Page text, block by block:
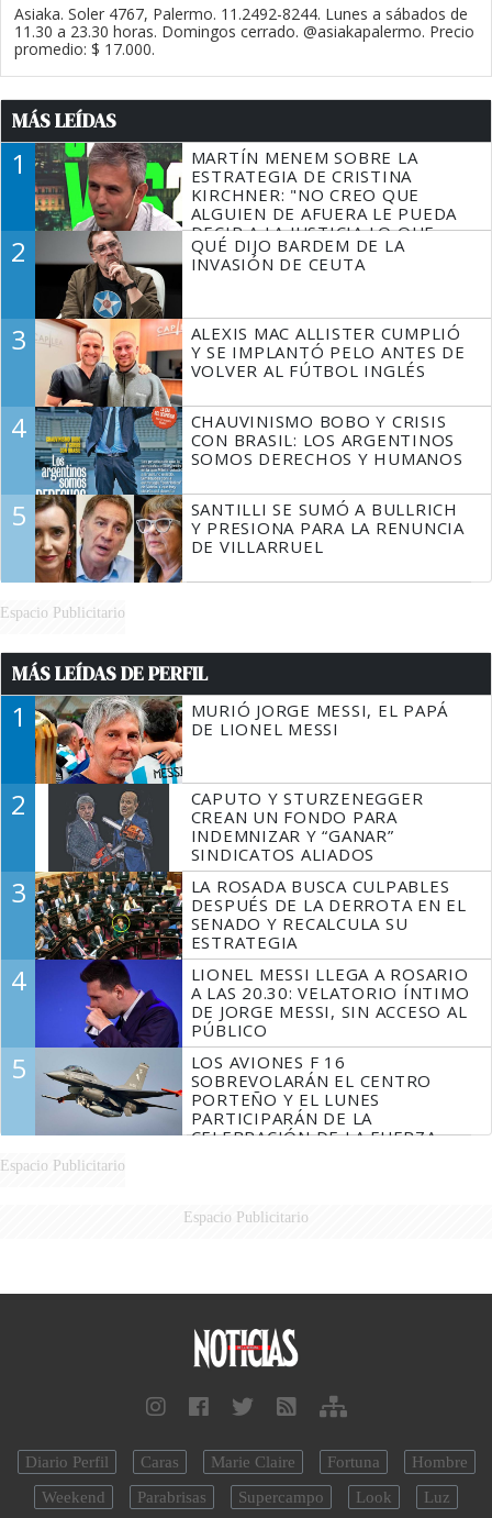
Asiaka. Soler 4767, Palermo. 11.2492-8244. Lunes a sábados de
11.30 a 23.30 horas. Domingos cerrado. @asiakapalermo. Precio
promedio: $ 17.000.
MÁS LEÍDAS
1
MARTÍN MENEM SOBRE LA
ESTRATEGIA DE CRISTINA
KIRCHNER: "NO CREO QUE
ALGUIEN DE AFUERA LE PUEDA
DECIR A LA JUSTICIA LO QUE
TIENE QUE HACER"
2
QUÉ DIJO BARDEM DE LA
INVASIÓN DE CEUTA
3
ALEXIS MAC ALLISTER CUMPLIÓ
Y SE IMPLANTÓ PELO ANTES DE
VOLVER AL FÚTBOL INGLÉS
4
CHAUVINISMO BOBO Y CRISIS
CON BRASIL: LOS ARGENTINOS
SOMOS DERECHOS Y HUMANOS
5
SANTILLI SE SUMÓ A BULLRICH
Y PRESIONA PARA LA RENUNCIA
DE VILLARRUEL
Espacio Publicitario
MÁS LEÍDAS DE PERFIL
1
MURIÓ JORGE MESSI, EL PAPÁ
DE LIONEL MESSI
2
CAPUTO Y STURZENEGGER
CREAN UN FONDO PARA
INDEMNIZAR Y “GANAR”
SINDICATOS ALIADOS
3
LA ROSADA BUSCA CULPABLES
DESPUÉS DE LA DERROTA EN EL
SENADO Y RECALCULA SU
ESTRATEGIA
4
LIONEL MESSI LLEGA A ROSARIO
A LAS 20.30: VELATORIO ÍNTIMO
DE JORGE MESSI, SIN ACCESO AL
PÚBLICO
5
LOS AVIONES F 16
SOBREVOLARÁN EL CENTRO
PORTEÑO Y EL LUNES
PARTICIPARÁN DE LA
CELEBRACIÓN DE LA FUERZA
Espacio Publicitario
Espacio Publicitario
Diario Perfil Caras Marie Claire Fortuna
Hombre
Weekend
Parabrisas Supercampo Look Luz